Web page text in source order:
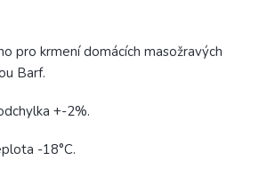
pro krmení domácích masožravých
Barf.
+-2%.
-18°C.